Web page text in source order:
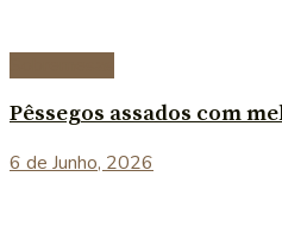
Pêssegos assados com
6 de Junho, 2026